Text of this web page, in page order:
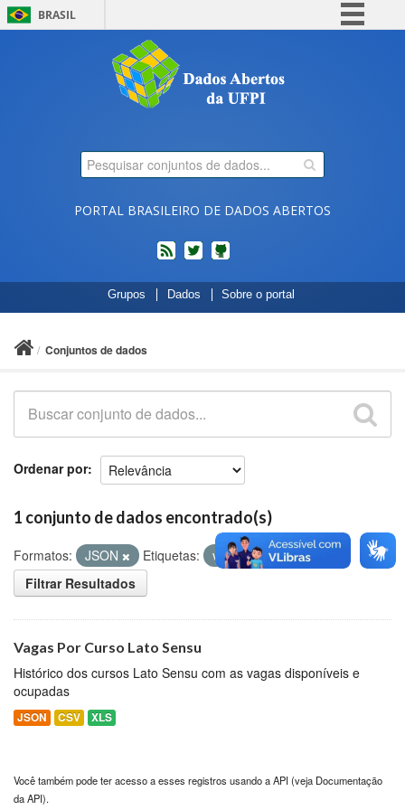
BRASIL
Comunica BR
Participe
Legislação
PORTAL BRASILEIRO DE DADOS ABERTOS
feed twitterCódigos
fonte
de
no
Grupos Dados Sobre o portal
Conjuntos de dados
Ordenar por
1 conjunto de dados encontrado(s)
Formatos: JSON Etiquetas: vagas
curso
Filtrar Resultados
Vagas Por Curso Lato Sensu
Histórico dos cursos Lato Sensu com as vagas disponíveis e
ocupadas
JSON CSV XLS
Você também pode ter acesso a esses registros usando aAPI(veja Documentação
da API).